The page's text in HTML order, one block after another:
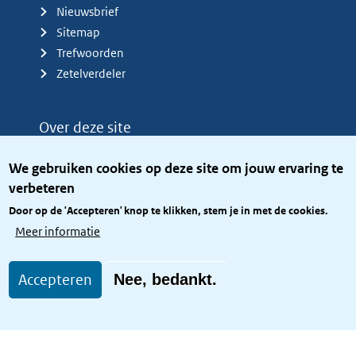
We gebruiken cookies op deze site om jouw ervaring te
verbeteren
Door op de 'Accepteren' knop te klikken, stem je in met de cookies.
Meer informatie
Accepteren Nee, bedankt.
Nieuwsbrief
Sitemap
Trefwoorden
Zetelverdeler
Over deze site
Privacy
Toegang site openbaar
Toegankelijkheid